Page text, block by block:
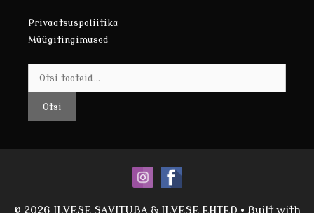
Privaatsuspoliitika
Müügitingimused
Otsi
© 2026 ILVESE SAVITUBA & ILVESE EHTED • Built with